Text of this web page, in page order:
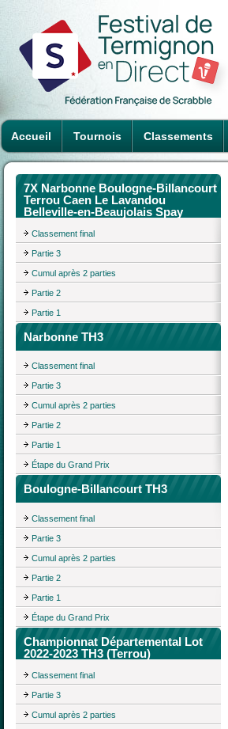
Accueil Tournois Classements
7X Narbonne Boulogne-Billancourt
Terrou Caen Le Lavandou
Belleville-en-Beaujolais Spay
Classement final
Partie 3
Cumul après 2 parties
Partie 2
Partie 1
Narbonne TH3
Classement final
Partie 3
Cumul après 2 parties
Partie 2
Partie 1
Étape du Grand Prix
Boulogne-Billancourt TH3
Classement final
Partie 3
Cumul après 2 parties
Partie 2
Partie 1
Étape du Grand Prix
Championnat Départemental Lot
2022-2023 TH3 (Terrou)
Classement final
Partie 3
Cumul après 2 parties